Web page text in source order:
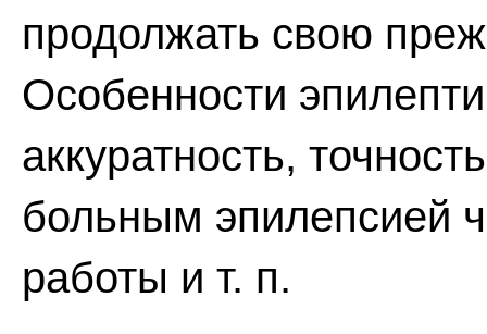
продолжать свою
Особенности
аккуратность,
больным эпилепсией
работы и т. п.